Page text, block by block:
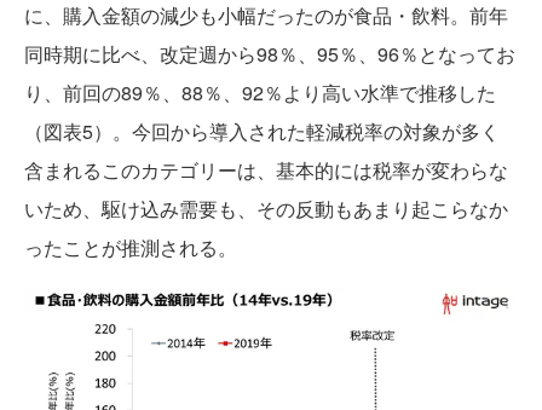
に、購入金額の減少も小幅だったのが食品・飲料。前年
同時期に比べ、改定週から98％、95％、96％となってお
り、前回の89％、88％、92％より高い水準で推移した
（図表5）。今回から導入された軽減税率の対象が多く
含まれるこのカテゴリーは、基本的には税率が変わらな
いため、駆け込み需要も、その反動もあまり起こらなか
ったことが推測される。